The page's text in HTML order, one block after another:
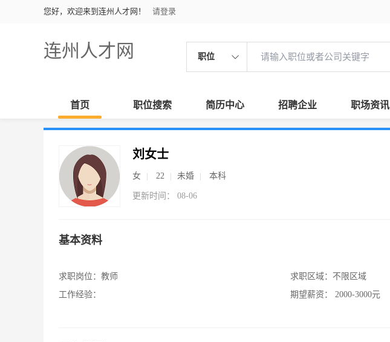
您好，欢迎来到连州人才网！ 请登录
连州人才网 职位
首页 职位搜索 简历中心 招聘企业 职场资讯
刘女士
女 22 未婚 本科
更新时间： 08-06
基本资料
求职岗位： 教师
工作经验：
求职区域： 不限区域
期望薪资：
2000-3000元